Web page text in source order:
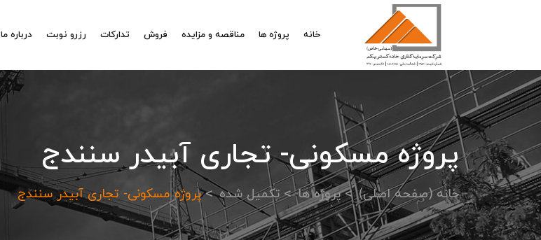
خانه پروژه ها مناقصه و مزایده فروش تدارکات رزرو نوبت درباره ما
پروژه مسکونی- تجاری آبیدر سنندج
خانه (صفحه اصلی) پروژه ها تکمیل شده پروژه مسکونی- تجاری آبیدر سنندج